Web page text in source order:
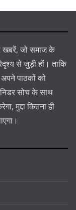
खबरें, जो समाज के
से जुड़ी हों। ताकि
पाठकों को
सोच के साथ
मुद्दा कितना ही